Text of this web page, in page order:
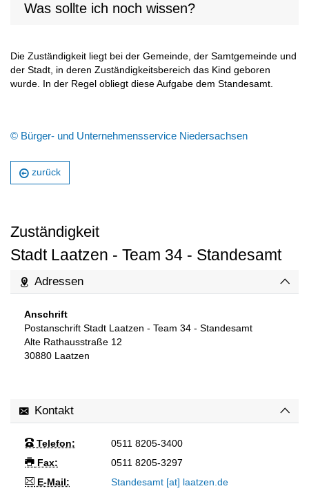
Was sollte ich noch wissen?
Die Zuständigkeit liegt bei der Gemeinde, der Samtgemeinde und
der Stadt, in deren Zuständigkeitsbereich das Kind geboren
wurde. In der Regel obliegt diese Aufgabe dem Standesamt.
© Bürger- und Unternehmensservice Niedersachsen
zurück
Zuständigkeit
Stadt Laatzen - Team 34 - Standesamt
Adressen
Anschrift
Postanschrift Stadt Laatzen - Team 34 - Standesamt
Alte Rathausstraße 12
30880 Laatzen
Kontakt
Telefon:
0511 8205-3400
Fax:
0511 8205-3297
E-Mail:
Standesamt [at] laatzen.de